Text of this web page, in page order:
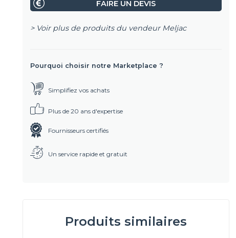
FAIRE UN DEVIS
> Voir plus de produits du vendeur Meljac
Pourquoi choisir notre Marketplace ?
Simplifiez vos achats
Plus de 20 ans d'expertise
Fournisseurs certifiés
Un service rapide et gratuit
Produits similaires